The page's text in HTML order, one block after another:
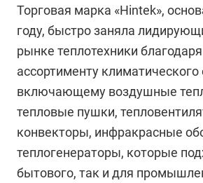
Торговая марка «Hintek»,
году, быстро заняла
рынке теплотехники
ассортименту
включающему воздушные
тепловые пушки,
конвекторы, инфракрасные
теплогенераторы, которые
бытового, так и для